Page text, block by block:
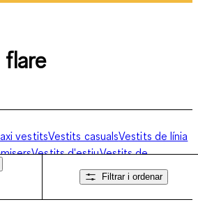
vestitsVestits casualsVestits de línia
Vestits d'estiuVestits de
de flors Vestits de celebraciòVestits
Filtrar i ordenar